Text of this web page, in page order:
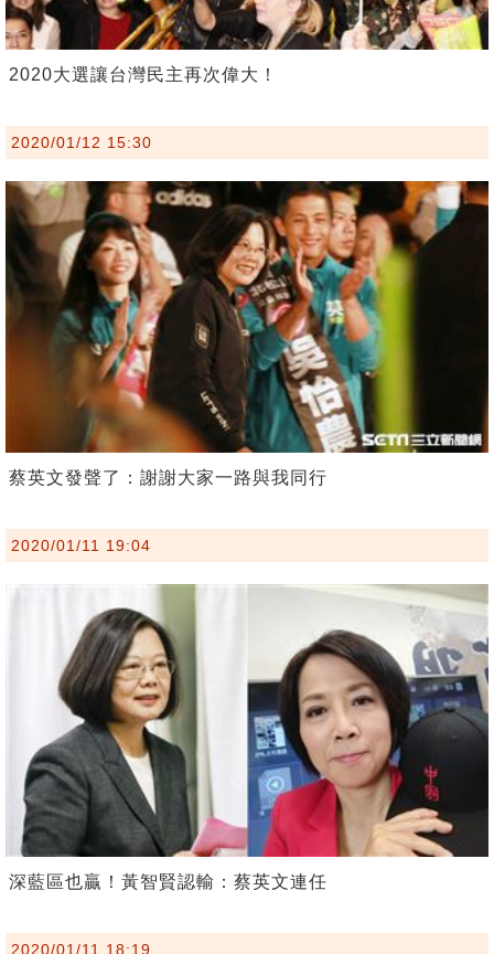
2020大選讓台灣民主再次偉大！
2020/01/12 15:30
蔡英文發聲了：謝謝大家一路與我同行
2020/01/11 19:04
深藍區也贏！黃智賢認輸：蔡英文連任
2020/01/11 18:19